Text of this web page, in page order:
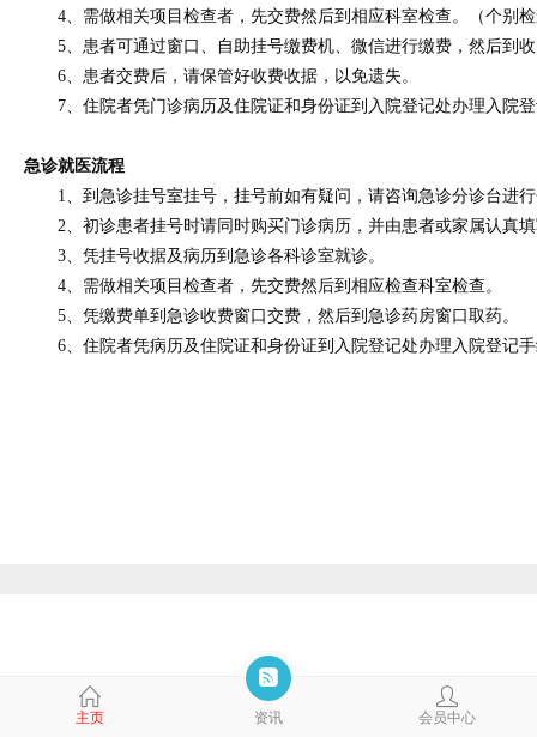
4、需做相关项目检查者，先交费然后到相应科室检查。（个别
5、患者可通过窗口、自助挂号缴费机、微信进行缴费，然后到收
6、患者交费后，请保管好收费收据，以免遗失。
7、住院者凭门诊病历及住院证和身份证到入院登记处办理入院
急诊就医流程
1、到急诊挂号室挂号，挂号前如有疑问，请咨询急诊分诊台进
2、初诊患者挂号时请同时购买门诊病历，并由患者或家属认真
3、凭挂号收据及病历到急诊各科诊室就诊。
4、需做相关项目检查者，先交费然后到相应检查科室检查。
5、凭缴费单到急诊收费窗口交费，然后到急诊药房窗口取药。
6、住院者凭病历及住院证和身份证到入院登记处办理入院登记
主页 资讯 会员中心